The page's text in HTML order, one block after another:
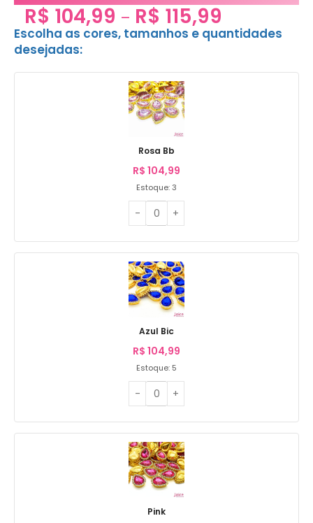
R$ 104,99 – R$ 115,99
Escolha as cores, tamanhos e quantidades
desejadas:
Rosa Bb
R$ 104,99
Estoque: 3
Azul Bic
R$ 104,99
Estoque: 5
Pink